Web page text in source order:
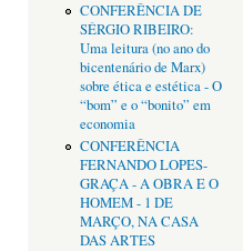
CONFERÊNCIA DE
SÉRGIO RIBEIRO:
Uma leitura (no ano do
bicentenário de Marx)
sobre ética e estética - O
“bom” e o “bonito” em
economia
CONFERÊNCIA
FERNANDO LOPES-
GRAÇA - A OBRA E O
HOMEM - 1 DE
MARÇO, NA CASA
DAS ARTES